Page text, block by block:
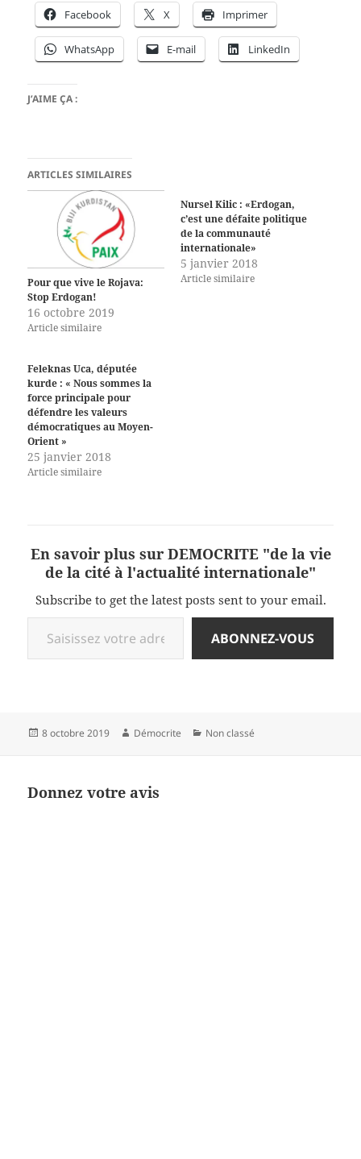
Facebook X Imprimer
WhatsApp E-mail LinkedIn
J’AIME ÇA :
ARTICLES SIMILAIRES
Pour que vive le Rojava:
Stop Erdogan!
16 octobre 2019
Article similaire
Nursel Kilic : «Erdogan,
c’est une défaite politique
de la communauté
internationale»
5 janvier 2018
Article similaire
Feleknas Uca, députée
kurde : « Nous sommes la
force principale pour
défendre les valeurs
démocratiques au Moyen-
Orient »
25 janvier 2018
Article similaire
En savoir plus sur DEMOCRITE "de la vie
de la cité à l'actualité internationale"
Subscribe to get the latest posts sent to your email.
Saisissez votre adresse e-mail…
ABONNEZ-VOUS
Publié
8 octobre 2019 Auteur
Démocrite Catégories
Non classé
Donnez votre avis